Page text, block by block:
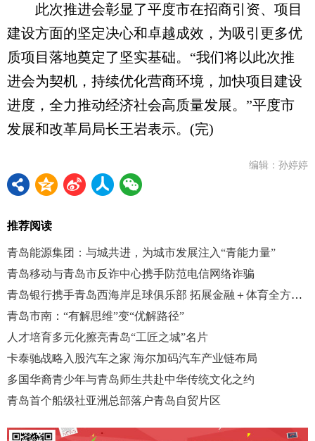
此次推进会彰显了平度市在招商引资、项目
建设方面的坚定决心和卓越成效，为吸引更多优
质项目落地奠定了坚实基础。“我们将以此次推
进会为契机，持续优化营商环境，加快项目建设
进度，全力推动经济社会高质量发展。”平度市
发展和改革局局长王岩表示。(完)
编辑：孙婷婷
推荐阅读
青岛能源集团：与城共进，为城市发展注入“青能力量”
青岛移动与青岛市反诈中心携手防范电信网络诈骗
青岛银行携手青岛西海岸足球俱乐部 拓展金融＋体育全方位体验
青岛市南：“有解思维”变“优解路径”
人才培育多元化擦亮青岛“工匠之城”名片
卡泰驰战略入股汽车之家 海尔加码汽车产业链布局
多国华裔青少年与青岛师生共赴中华传统文化之约
青岛首个船级社亚洲总部落户青岛自贸片区